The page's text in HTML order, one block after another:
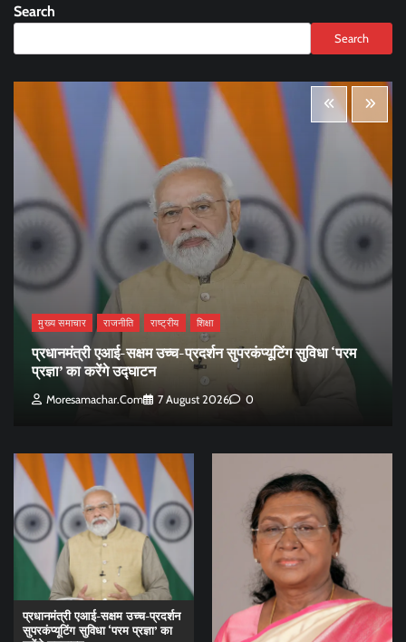
Search
Search
मुख्य समाचार राजनीति राष्ट्रीय शिक्षा
प्रधानमंत्री एआई-सक्षम उच्च-प्रदर्शन सुपरकंप्यूटिंग सुविधा ‘परम
प्रज्ञा’ का करेंगे उद्घाटन
Moresamachar.com 7 August 2026 0
प्रधानमंत्री एआई-सक्षम उच्च-प्रदर्शन
सुपरकंप्यूटिंग सुविधा ‘परम प्रज्ञा’ का